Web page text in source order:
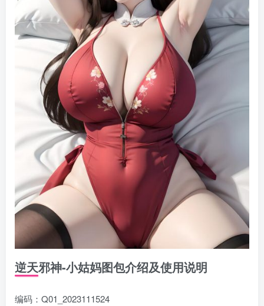
逆天邪神-小姑妈图包介绍及使用说明
编码：Q01_2023111524